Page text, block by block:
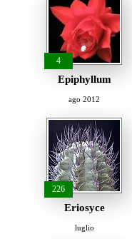
4
Epiphyllum
ago 2012
226
Eriosyce
luglio